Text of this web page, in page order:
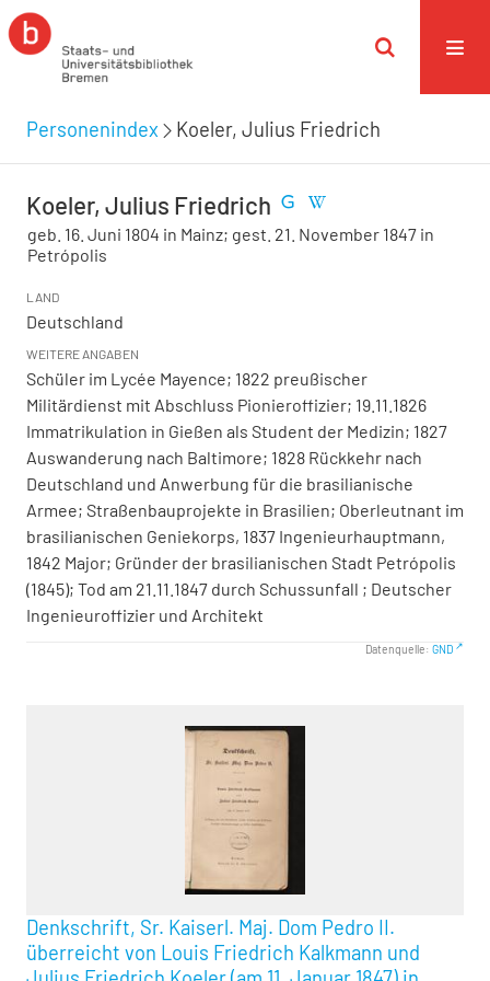
Personenindex Koeler, Julius Friedrich
Koeler, Julius Friedrich
geb. 16. Juni 1804 in Mainz; gest. 21. November 1847 in
Petrópolis
LAND
Deutschland
WEITERE ANGABEN
Schüler im Lycée Mayence; 1822 preußischer
Militärdienst mit Abschluss Pionieroffizier; 19.11.1826
Immatrikulation in Gießen als Student der Medizin; 1827
Auswanderung nach Baltimore; 1828 Rückkehr nach
Deutschland und Anwerbung für die brasilianische
Armee; Straßenbauprojekte in Brasilien; Oberleutnant im
brasilianischen Geniekorps, 1837 Ingenieurhauptmann,
1842 Major; Gründer der brasilianischen Stadt Petrópolis
(1845); Tod am 21.11.1847 durch Schussunfall ; Deutscher
Ingenieuroffizier und Architekt
Datenquelle: GND
Denkschrift, Sr. Kaiserl. Maj. Dom Pedro II.
überreicht von Louis Friedrich Kalkmann und